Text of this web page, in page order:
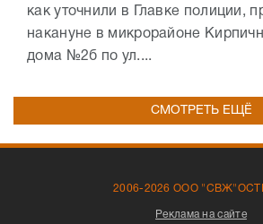
как уточнили в Главке полиции,
накануне в микрорайоне
дома №2б по ул....
СМОТРЕТЬ ЕЩЁ
2006-2026 ООО
Реклама на сайте